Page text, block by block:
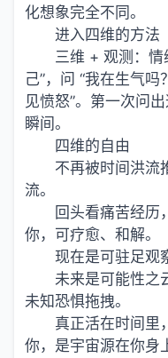
化想象完全不同。
进入四维的方法
三维 + 观测：情
己”，问 “我在生气吗
见愤怒”。第一次问
瞬间。
四维的自由
不再被时间洪流
流。
回头看痛苦经历
你，可疗愈、和解。
现在是可驻足观
未来是可能性之
未知恐惧拖拽。
真正活在时间里
你，是宇宙源在你身